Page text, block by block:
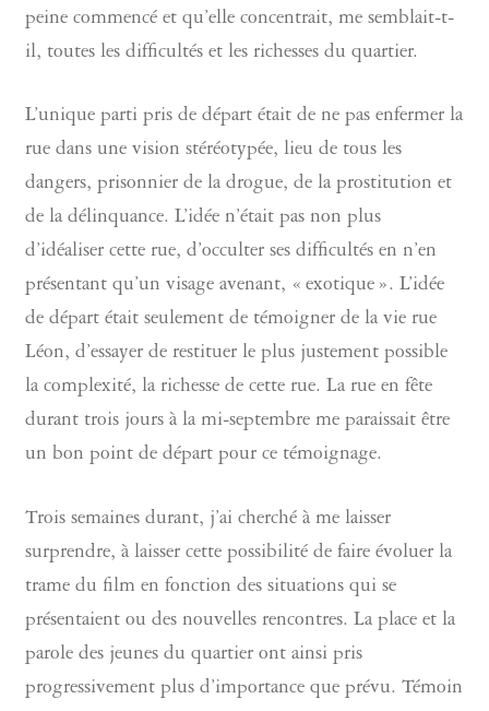
peine commencé et qu’elle concentrait, me semblait-t-
il, toutes les difficultés et les richesses du quartier.
L’unique parti pris de départ était de ne pas enfermer la
rue dans une vision stéréotypée, lieu de tous les
dangers, prisonnier de la drogue, de la prostitution et
de la délinquance. L’idée n’était pas non plus
d’idéaliser cette rue, d’occulter ses difficultés en n’en
présentant qu’un visage avenant, « exotique ». L’idée
de départ était seulement de témoigner de la vie rue
Léon, d’essayer de restituer le plus justement possible
la complexité, la richesse de cette rue. La rue en fête
durant trois jours à la mi-septembre me paraissait être
un bon point de départ pour ce témoignage.
Trois semaines durant, j’ai cherché à me laisser
surprendre, à laisser cette possibilité de faire évoluer la
trame du film en fonction des situations qui se
présentaient ou des nouvelles rencontres. La place et la
parole des jeunes du quartier ont ainsi pris
progressivement plus d’importance que prévu. Témoin